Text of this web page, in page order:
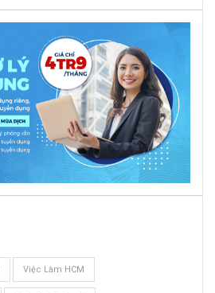
Việc Làm HCM